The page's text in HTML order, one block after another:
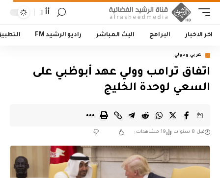
أأ
اخر الاخبار البرامج البث المباشر راديو الرشيد FM
عربي ودولي
اتفاق ترامب وولي عهد أبوظبي على
السعي لوحدة الخليج
قبل 8 سنوات 19 مشاهدات